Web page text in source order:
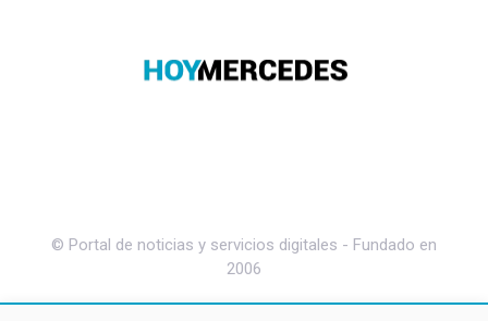
© Portal de noticias y servicios digitales - Fundado en
2006